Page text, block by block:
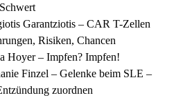
Garantziotis – CAR T-Zellen
Risiken, Chancen
Hoyer – Impfen? Impfen!
Finzel – Gelenke beim SLE –
zuordnen